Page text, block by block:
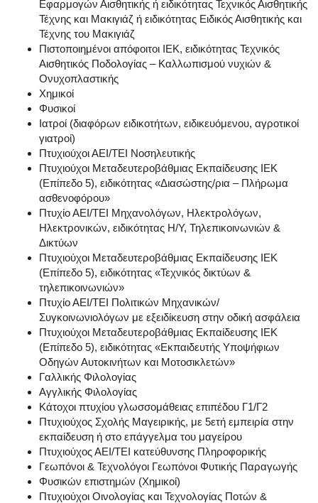
Εφαρμογών Αισθητικής ή ειδικότητας Τεχνικός Αισθητικής
Τέχνης και Μακιγιάζ ή ειδικότητας Ειδικός Αισθητικής και
Τέχνης του Μακιγιάζ
Πιστοποιημένοι απόφοιτοι ΙΕΚ, ειδικότητας Τεχνικός
Αισθητικός Ποδολογίας – Καλλωπισμού νυχιών &
Ονυχοπλαστικής
Χημικοί
Φυσικοί
Ιατροί (διαφόρων ειδικοτήτων, ειδικευόμενου, αγροτικοί
γιατροί)
Πτυχιούχοι ΑΕΙ/ΤΕΙ Νοσηλευτικής
Πτυχιούχοι Μεταδευτεροβάθμιας Εκπαίδευσης ΙΕΚ
(Επίπεδο 5), ειδικότητας «Διασώστης/ρια – Πλήρωμα
ασθενοφόρου»
Πτυχίο ΑΕΙ/ΤΕΙ Μηχανολόγων, Ηλεκτρολόγων,
Ηλεκτρονικών, ειδικότητας Η/Υ, Τηλεπικοινωνιών &
Δικτύων
Πτυχιούχοι Μεταδευτεροβάθμιας Εκπαίδευσης ΙΕΚ
(Επίπεδο 5), ειδικότητας «Τεχνικός δικτύων &
τηλεπικοινωνιών»
Πτυχίο ΑΕΙ/ΤΕΙ Πολιτικών Μηχανικών/
Συγκοινωνιολόγων με εξειδίκευση στην οδική ασφάλεια
Πτυχιούχοι Μεταδευτεροβάθμιας Εκπαίδευσης ΙΕΚ
(Επίπεδο 5), ειδικότητας «Εκπαιδευτής Υποψήφιων
Οδηγών Αυτοκινήτων και Μοτοσικλετών»
Γαλλικής Φιλολογίας
Αγγλικής Φιλολογίας
Κάτοχοι πτυχίου γλωσσομάθειας επιπέδου Γ1/Γ2
Πτυχιούχος Σχολής Μαγειρικής, με 5ετή εμπειρία στην
εκπαίδευση ή στο επάγγελμα του μαγείρου
Πτυχιούχος ΑΕΙ/ΤΕΙ κατεύθυνσης Πληροφορικής
Γεωπόνοι & Τεχνολόγοι Γεωπόνοι Φυτικής Παραγωγής
Φυσικών επιστημών (Χημικοί)
Πτυχιούχοι Οινολογίας και Τεχνολογίας Ποτών &